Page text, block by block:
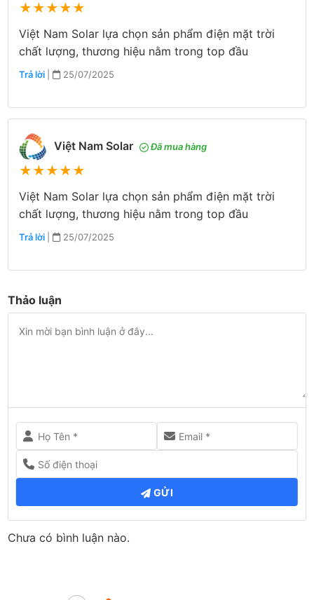
★★★★★
Việt Nam Solar lựa chọn sản phẩm điện mặt trời
chất lượng, thương hiệu nằm trong top đầu
Trả lời | 25/07/2025
Việt Nam Solar Đã mua hàng
★★★★★
Việt Nam Solar lựa chọn sản phẩm điện mặt trời
chất lượng, thương hiệu nằm trong top đầu
Trả lời | 25/07/2025
Thảo luận
GỬI
Chưa có bình luận nào.